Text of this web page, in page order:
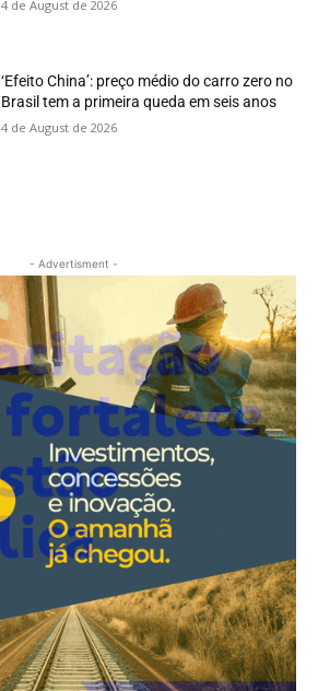
4 de August de 2026
‘Efeito China’: preço médio do carro zero no
Brasil tem a primeira queda em seis anos
4 de August de 2026
- Advertisment -